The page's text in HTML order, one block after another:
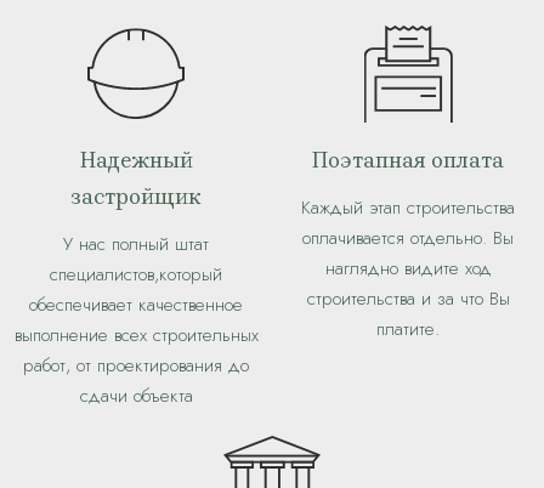
Надежный
застройщик
У нас полный штат
специалистов,который
обеспечивает качественное
выполнение всех строительных
работ, от проектирования до
сдачи объекта
Поэтапная оплата
Каждый этап строительства
оплачивается отдельно. Вы
наглядно видите ход
строительства и за что Вы
платите.